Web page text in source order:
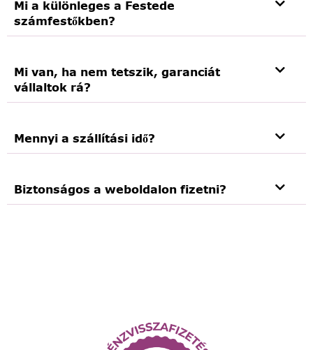
Mi a különleges a Festede
számfestőkben?
Mi van, ha nem tetszik, garanciát
vállaltok rá?
Mennyi a szállítási idő?
Biztonságos a weboldalon fizetni?